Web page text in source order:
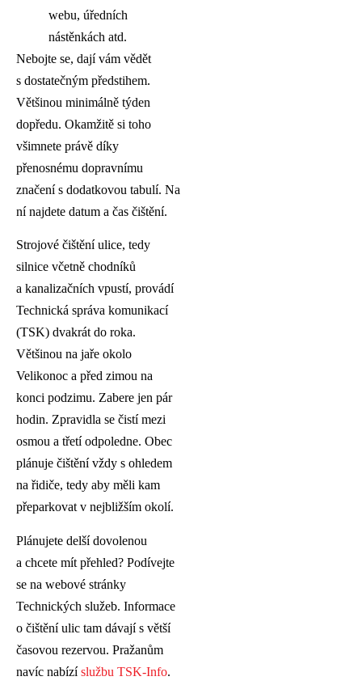
webu, úředních
nástěnkách atd.
Nebojte se, dají vám vědět
s dostatečným předstihem.
Většinou minimálně týden
dopředu. Okamžitě si toho
všimnete právě díky
přenosnému dopravnímu
značení s dodatkovou tabulí. Na
ní najdete datum a čas čištění.
Strojové čištění ulice, tedy
silnice včetně chodníků
a kanalizačních vpustí, provádí
Technická správa komunikací
(TSK) dvakrát do roka.
Většinou na jaře okolo
Velikonoc a před zimou na
konci podzimu. Zabere jen pár
hodin. Zpravidla se čistí mezi
osmou a třetí odpoledne. Obec
plánuje čištění vždy s ohledem
na řidiče, tedy aby měli kam
přeparkovat v nejbližším okolí.
Plánujete delší dovolenou
a chcete mít přehled? Podívejte
se na webové stránky
Technických služeb. Informace
o čištění ulic tam dávají s větší
časovou rezervou. Pražanům
navíc nabízíslužbu TSK-Info.